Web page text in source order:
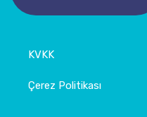
KVKK
Çerez Politikası